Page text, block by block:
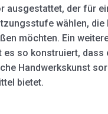
ausgestattet, der für
wählen,
möchten. Ein
es so konstruiert,
Handwerkskunst
bietet.